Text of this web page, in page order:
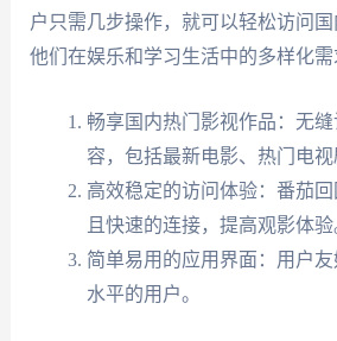
户只需几步操作，就可以轻松访问
他们在娱乐和学习生活中的多样化需
畅享国内热门影视作品：无
容，包括最新电影、热门电视
高效稳定的访问体验：番茄
且快速的连接，提高观影体验
简单易用的应用界面：用户
水平的用户。